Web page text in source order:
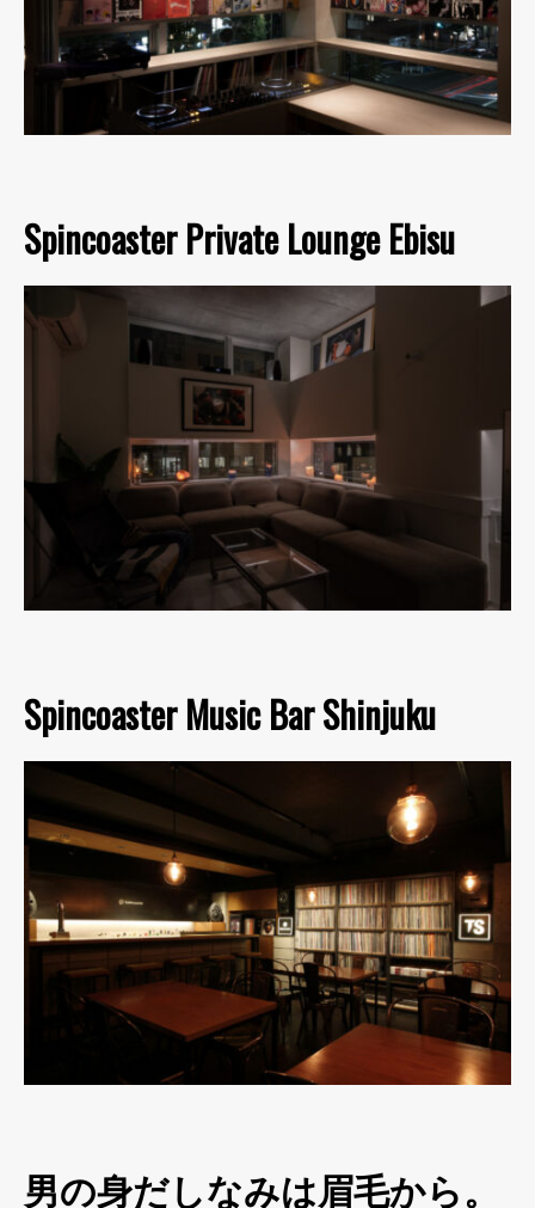
Spincoaster Private Lounge Ebisu
Spincoaster Music Bar Shinjuku
男の身だしなみは眉毛から。